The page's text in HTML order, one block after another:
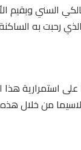
السني وبقيم
رحبت به
هذا
لاسيما من خلال